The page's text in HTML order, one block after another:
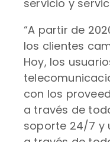
servicio y
“A partir de
los clientes
Hoy, los
con los
a través de
soporte 24/7 y